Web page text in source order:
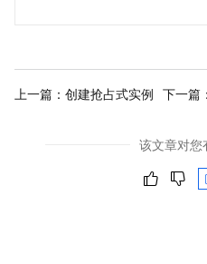
上一篇： 创建抢占式实例 下一篇：
该文章对您